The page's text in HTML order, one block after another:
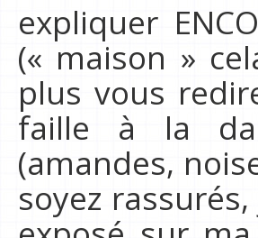
expliquer
(« maison »
plus vous
faille à la
(amandes,
soyez